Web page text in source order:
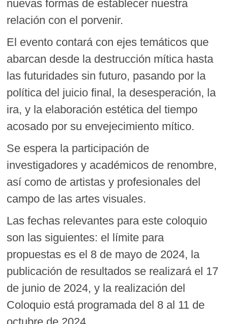
nuevas formas de establecer nuestra
relación con el porvenir.
El evento contará con ejes temáticos que
abarcan desde la destrucción mítica hasta
las futuridades sin futuro, pasando por la
política del juicio final, la desesperación, la
ira, y la elaboración estética del tiempo
acosado por su envejecimiento mítico.
Se espera la participación de
investigadores y académicos de renombre,
así como de artistas y profesionales del
campo de las artes visuales.
Las fechas relevantes para este coloquio
son las siguientes: el límite para
propuestas es el 8 de mayo de 2024, la
publicación de resultados se realizará el 17
de junio de 2024, y la realización del
Coloquio está programada del 8 al 11 de